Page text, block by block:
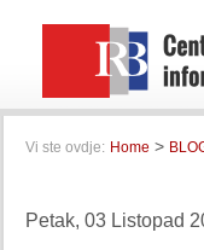
Vi ste ovdje: Home >
Petak, 03 Listopad